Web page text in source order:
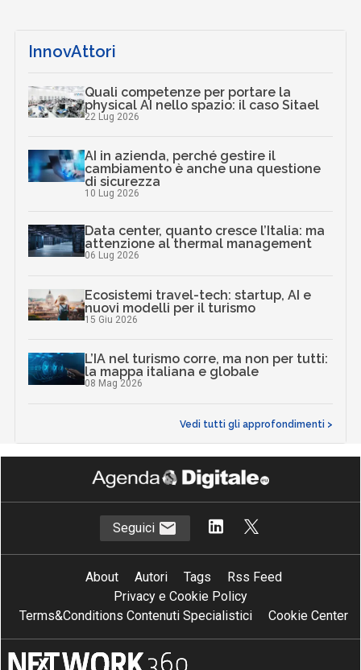
InnovAttori
Quali competenze per portare la
physical AI nello spazio: il caso Sitael
22 Lug 2026
AI in azienda, perché gestire il
cambiamento è anche una questione
di sicurezza
10 Lug 2026
Data center, quanto cresce l’Italia: ma
attenzione al thermal management
06 Lug 2026
Ecosistemi travel-tech: startup, AI e
nuovi modelli per il turismo
15 Giu 2026
L’IA nel turismo corre, ma non per tutti:
la mappa italiana e globale
08 Mag 2026
Vedi tutti gli approfondimenti >
Seguici
About Autori Tags
Rss Feed
Privacy e Cookie Policy
Terms&Conditions Contenuti Specialistici
Cookie Center